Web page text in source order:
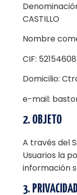
CASTILLO
Nombre
CIF:
Domicilio:
e-mail:
2. OBJETO
A través del
Usuarios la
información
3.